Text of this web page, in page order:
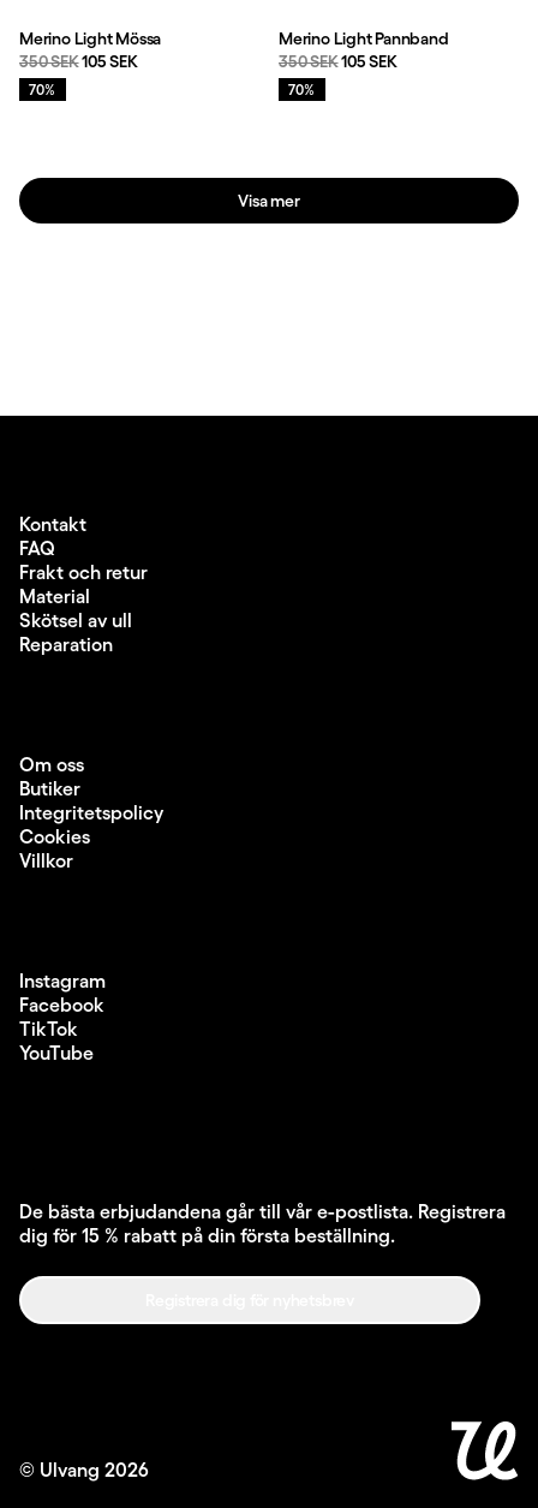
Merino Light Mössa
Originalpris:
350 SEKReapris:
105 SEK
Rea:
70%
Merino Light Pannband
Originalpris:
350 SEKReapris:
105 SEK
Rea:
70%
Visa mer
Kontakt
FAQ
Frakt och retur
Material
Skötsel av ull
Reparation
Om oss
Butiker
Integritetspolicy
Cookies
Villkor
Instagram
Facebook
TikTok
YouTube
De bästa erbjudandena går till vår e-postlista. Registrera
dig för 15 % rabatt på din första beställning.
© Ulvang 2026